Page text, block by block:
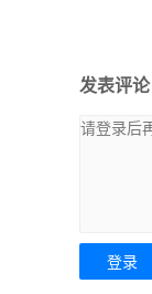
发表评论
登录